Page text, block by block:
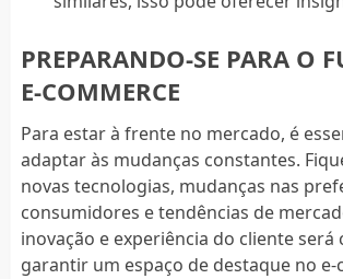
PREPARANDO-SE PARA O
E-COMMERCE
Para estar à frente no mercado, é
adaptar às mudanças constantes.
novas tecnologias, mudanças nas
consumidores e tendências de
inovação e experiência do cliente será
garantir um espaço de destaque no e-